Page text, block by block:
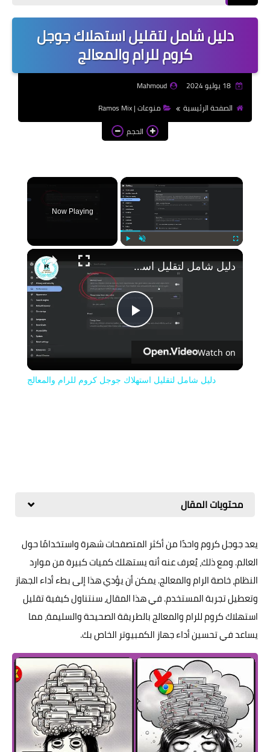
Radio
موضوعات تعبير | Essay
Topics
الذكاء الاصطناعي | Artificial
Intelligence
دليل شامل لتقليل استهلاك جوجل
كروم للرام والمعالج
18 يوليو 2024
Mahmoud
الصفحة الرئيسية
منوعات | Ramos Mix
الحجم
×
Fullscreen
Now Playing
Play
Video
دليل شامل لتقليل استهلاك جوجل كروم للرام والمعالج
Watch on
دليل شامل لتقليل استهلاك جوجل كروم للرام والمعالج
محتويات المقال
يعد جوجل كروم واحدًا من أكثر المتصفحات شهرة واستخدامًا حول
العالم. ومع ذلك، يُعرف عنه أنه يستهلك كميات كبيرة من موارد
النظام، خاصة الرام والمعالج. يمكن أن يؤدي هذا إلى بطء أداء الجهاز
وتعطيل تجربة المستخدم. في هذا المقال، سنتناول كيفية تقليل
استهلاك كروم للرام والمعالج بالطريقة الصحيحة والسليمة، مما
يساعد في تحسين أداء جهاز الكمبيوتر الخاص بك.